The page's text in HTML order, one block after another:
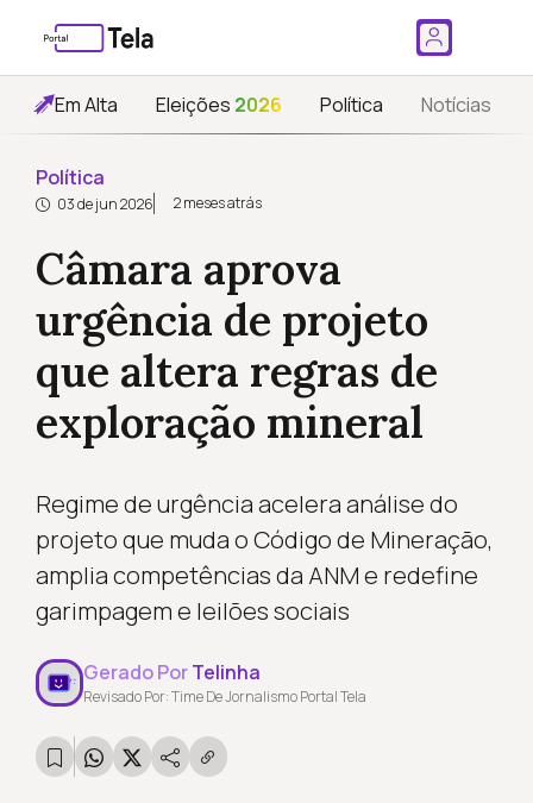
Em Alta Eleições 2026 Política Notícias
Política
03 de jun 2026 2 meses atrás
Câmara aprova
urgência de projeto
que altera regras de
exploração mineral
Regime de urgência acelera análise do
projeto que muda o Código de Mineração,
amplia competências da ANM e redefine
garimpagem e leilões sociais
Gerado PorTelinha
Revisado Por: Time De Jornalismo Portal Tela